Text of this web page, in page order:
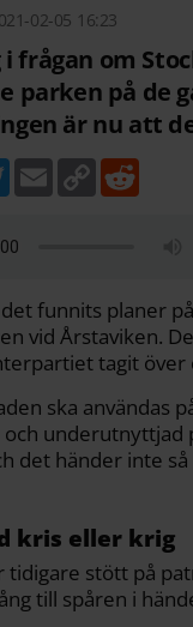
02-05 16:23
i frågan om
parken på de
är nu att
T
w
t
E
m
C
o
k
funnits planer
vid Årstaviken.
tagit över
ska användas
underutnyttjad
det händer inte
kris eller krig
tidigare stött på
till spåren i